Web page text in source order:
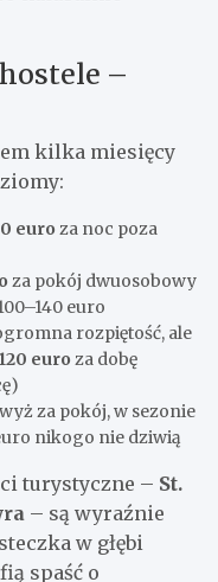
–
kilka miesięcy
euro za noc poza
za pokój dwuosobowy
euro
rozpiętość, ale
euro za dobę
za pokój, w sezonie
nikogo nie dziwią
turystyczne – St.
– są wyraźnie
w głębi
spaść o